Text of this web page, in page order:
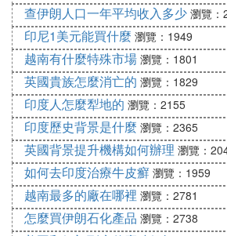
查伊朗人口一年平均收入多少 瀏覽：
印尼1美元能買什麼 瀏覽：1949
越南有什麼特殊市場 瀏覽：1801
英國貴族怎麼消亡的 瀏覽：1829
印度人怎麼犁地的 瀏覽：2155
印度歷史背景是什麼 瀏覽：2365
英國背景提升機構如何辦理 瀏覽：
如何去印度治療牛皮癬 瀏覽：1959
越南最多的廠在哪裡 瀏覽：2781
怎麼買伊朗石化產品 瀏覽：2738